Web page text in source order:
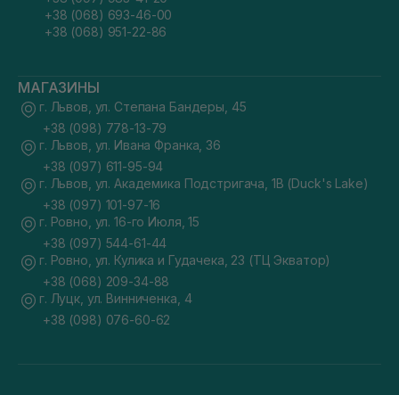
+38 (068) 693-46-00
+38 (068) 951-22-86
МАГАЗИНЫ
г. Львов, ул. Степана Бандеры, 45
+38 (098) 778-13-79
г. Львов, ул. Ивана Франка, 36
+38 (097) 611-95-94
г. Львов, ул. Академика Подстригача, 1В (Duck's Lake)
+38 (097) 101-97-16
г. Ровно, ул. 16-го Июля, 15
+38 (097) 544-61-44
г. Ровно, ул. Кулика и Гудачека, 23 (ТЦ Экватор)
+38 (068) 209-34-88
г. Луцк, ул. Винниченка, 4
+38 (098) 076-60-62